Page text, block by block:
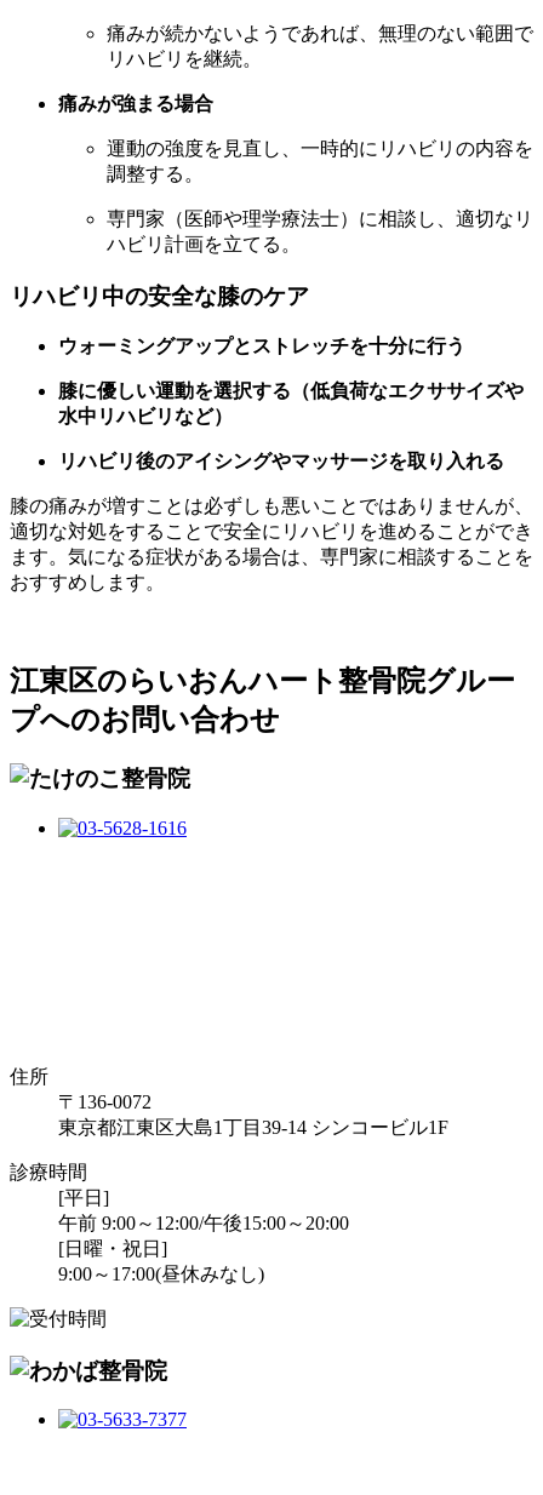
痛みが続かないようであれば、無理のない範囲で
リハビリを継続。
痛みが強まる場合
運動の強度を見直し、一時的にリハビリの内容を
調整する。
専門家（医師や理学療法士）に相談し、適切なリ
ハビリ計画を立てる。
リハビリ中の安全な膝のケア
ウォーミングアップとストレッチを十分に行う
膝に優しい運動を選択する（低負荷なエクササイズや
水中リハビリなど）
リハビリ後のアイシングやマッサージを取り入れる
膝の痛みが増すことは必ずしも悪いことではありませんが、
適切な対処をすることで安全にリハビリを進めることができ
ます。気になる症状がある場合は、専門家に相談することを
おすすめします。
江東区のらいおんハート整骨院グルー
プへのお問い合わせ
住所
〒136-0072
東京都江東区大島1丁目39-14 シンコービル1F
診療時間
[平日]
午前 9:00～12:00/午後15:00～20:00
[日曜・祝日]
9:00～17:00(昼休みなし)